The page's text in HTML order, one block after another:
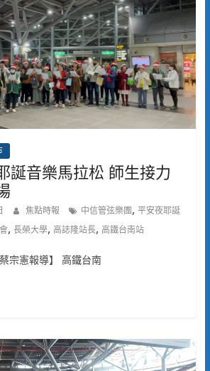
誕音樂馬拉松 師生接力
焦點時報 中信管弦樂團, 平安夜耶誕
, 長榮大學, 高誌隆站長, 高鐵台南站
宗憲報導】 高鐵台南